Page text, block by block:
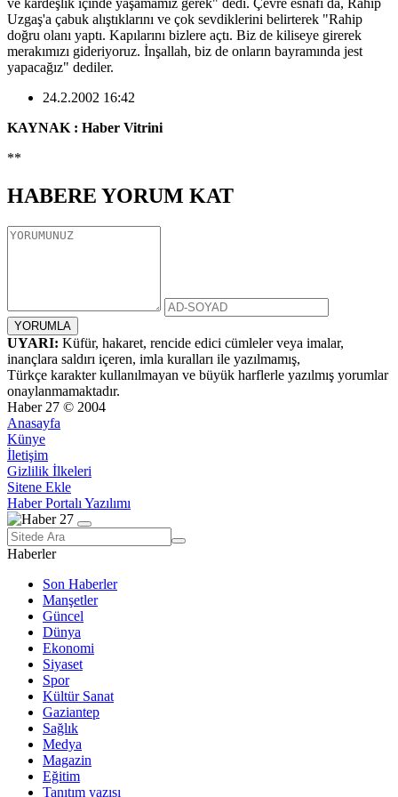
ve kardeşlik içinde yaşamamız gerek" dedi. Çevre esnafı da, Rahip
Uzgaş'a çabuk alıştıklarını ve çok sevdiklerini belirterek "Rahip
doğru olanı yaptı. Kapılarını bizlere açtı. Biz de kiliseye girerek
merakımızı gideriyoruz. İnşallah, biz de onların bayramında jest
yapacağız" dediler.
24.2.2002 16:42
KAYNAK : Haber Vitrini
**
HABERE YORUM KAT
UYARI: Küfür, hakaret, rencide edici cümleler veya imalar,
inançlara saldırı içeren, imla kuralları ile yazılmamış,
Türkçe karakter kullanılmayan ve büyük harflerle yazılmış yorumlar
onaylanmamaktadır.
Haber 27 © 2004
Anasayfa
Künye
İletişim
Gizlilik İlkeleri
Sitene Ekle
Haber Portalı Yazılımı
Haberler
Son Haberler
Manşetler
Güncel
Dünya
Ekonomi
Siyaset
Spor
Kültür Sanat
Gaziantep
Sağlık
Medya
Magazin
Eğitim
Tanıtım yazısı